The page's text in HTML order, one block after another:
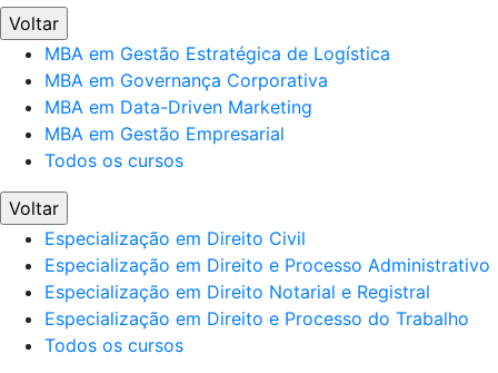
Voltar
MBA em Gestão Estratégica de Logística
MBA em Governança Corporativa
MBA em Data-Driven Marketing
MBA em Gestão Empresarial
Todos os cursos
Voltar
Especialização em Direito Civil
Especialização em Direito e Processo Administrativo
Especialização em Direito Notarial e Registral
Especialização em Direito e Processo do Trabalho
Todos os cursos